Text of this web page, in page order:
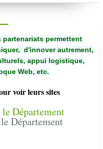
permettent
d'innover autrement,
appui logistique,
Web, etc.
voir leurs sites
Département